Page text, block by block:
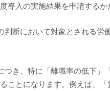
導入の実施結果を申請するか
断において対象とされる労働
つき、特に「離職率の低下」
ことになります。例えば、